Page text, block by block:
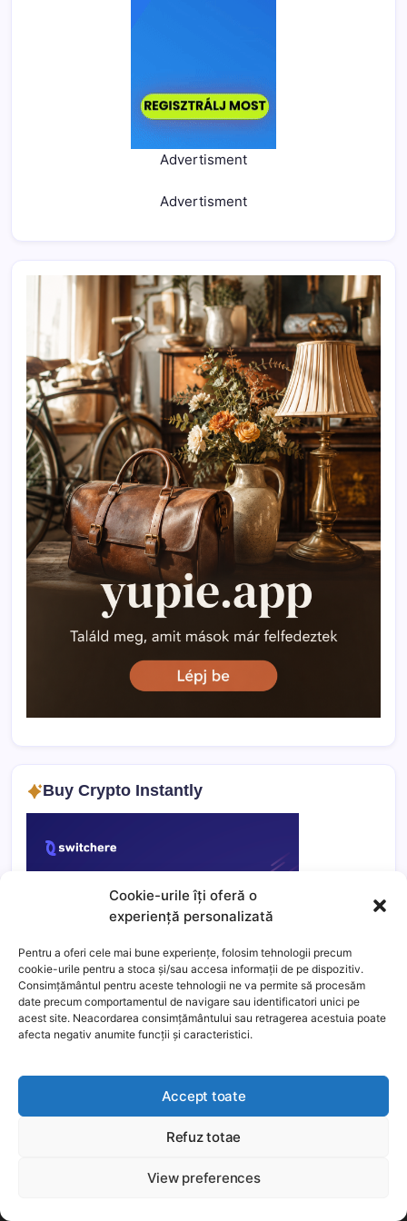
Cookie-urile îți oferă o
experiență personalizată
Pentru a oferi cele mai bune experiențe, folosim tehnologii precum
cookie-urile pentru a stoca și/sau accesa informații de pe dispozitiv.
Consimțământul pentru aceste tehnologii ne va permite să procesăm
date precum comportamentul de navigare sau identificatori unici pe
acest site. Neacordarea consimțământului sau retragerea acestuia poate
afecta negativ anumite funcții și caracteristici.
Accept toate
Refuz totae
View preferences
Advertisment
Advertisment
Buy Crypto Instantly
This website uses cookies to improve your experience. We'll